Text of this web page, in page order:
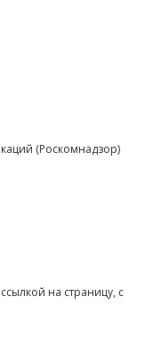
(Роскомнадзор)
на страницу, с